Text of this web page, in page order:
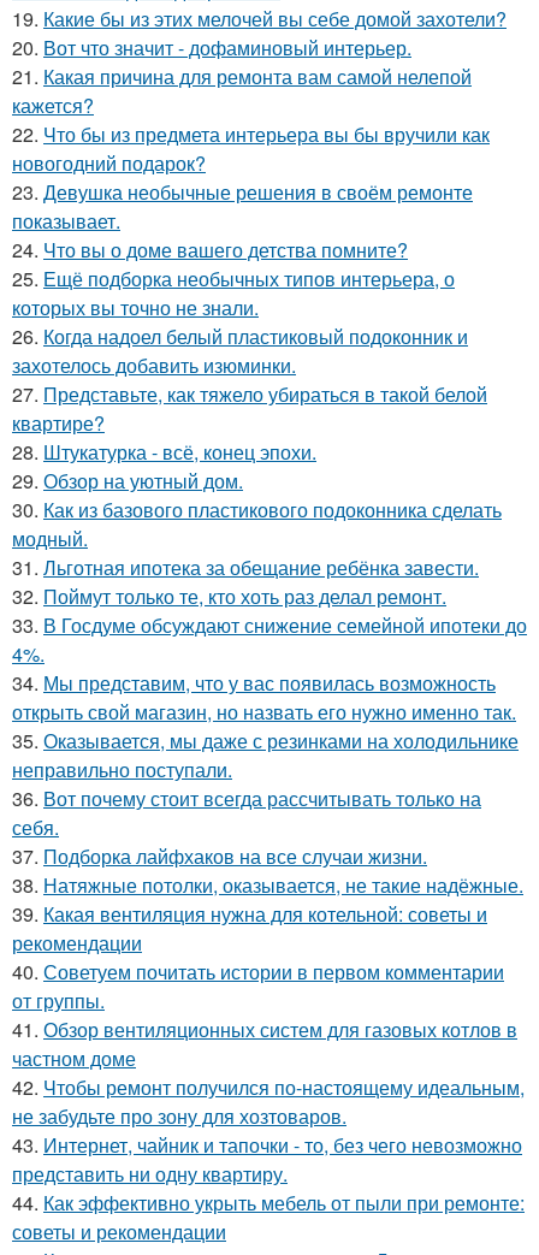
19. Какие бы из этих мелочей вы себе домой захотели?
20. Вот что значит - дофаминовый интерьер.
21. Какая причина для ремонта вам самой нелепой
кажется?
22. Что бы из предмета интерьера вы бы вручили как
новогодний подарок?
23. Девушка необычные решения в своём ремонте
показывает.
24. Что вы о доме вашего детства помните?
25. Ещё подборка необычных типов интерьера, о
которых вы точно не знали.
26. Когда надоел белый пластиковый подоконник и
захотелось добавить изюминки.
27. Представьте, как тяжело убираться в такой белой
квартире?
28. Штукатурка - всё, конец эпохи.
29. Обзор на уютный дом.
30. Как из базового пластикового подоконника сделать
модный.
31. Льготная ипотека за обещание ребёнка завести.
32. Поймут только те, кто хоть раз делал ремонт.
33. В Госдуме обсуждают снижение семейной ипотеки до
4%.
34. Мы представим, что у вас появилась возможность
открыть свой магазин, но назвать его нужно именно так.
35. Оказывается, мы даже с резинками на холодильнике
неправильно поступали.
36. Вот почему стоит всегда рассчитывать только на
себя.
37. Подборка лайфхаков на все случаи жизни.
38. Натяжные потолки, оказывается, не такие надёжные.
39. Какая вентиляция нужна для котельной: советы и
рекомендации
40. Советуем почитать истории в первом комментарии
от группы.
41. Обзор вентиляционных систем для газовых котлов в
частном доме
42. Чтобы ремонт получился по-настоящему идеальным,
не забудьте про зону для хозтоваров.
43. Интернет, чайник и тапочки - то, без чего невозможно
представить ни одну квартиру.
44. Как эффективно укрыть мебель от пыли при ремонте:
советы и рекомендации